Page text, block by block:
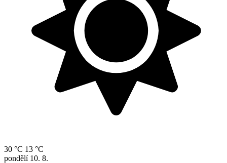
30 °C 13 °C
pondělí 10. 8.